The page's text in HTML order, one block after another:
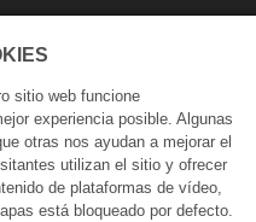
sitio web funcione
experiencia posible. Algunas
otras nos ayudan a mejorar el
utilizan el sitio y ofrecer
de plataformas de vídeo,
está bloqueado por defecto.